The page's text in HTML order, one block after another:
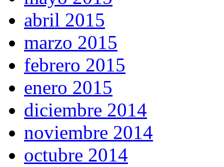
abril 2015
marzo 2015
febrero 2015
enero 2015
diciembre 2014
noviembre 2014
octubre 2014